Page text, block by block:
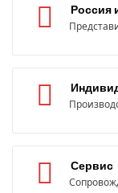
Россия
Сервис